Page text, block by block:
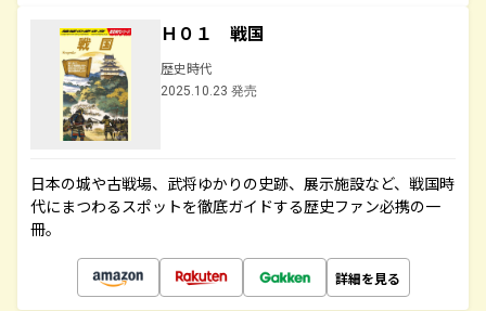
Ｈ０１ 戦国
歴史時代
2025.10.23 発売
日本の城や古戦場、武将ゆかりの史跡、展示施設など、戦国時
代にまつわるスポットを徹底ガイドする歴史ファン必携の一
冊。
詳細を見る